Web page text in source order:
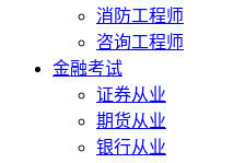
消防工程师
咨询工程师
金融考试
证券从业
期货从业
银行从业